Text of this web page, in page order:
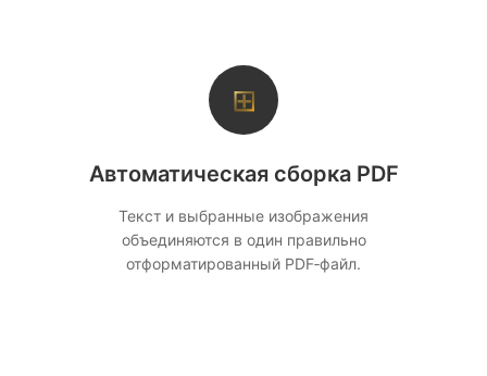
⊞
Автоматическая сборка PDF
Текст и выбранные изображения
объединяются в один правильно
отформатированный PDF‑файл.